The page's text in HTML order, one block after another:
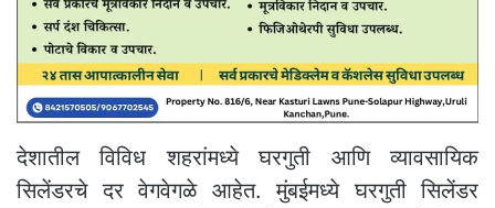
देशातील विविध शहरांमध्ये घरगुती आणि व्यावसायिक
सिलेंडरचे दर वेगवेगळे आहेत. मुंबईमध्ये घरगुती सिलेंडर